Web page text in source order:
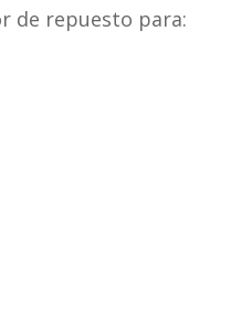
de repuesto para: